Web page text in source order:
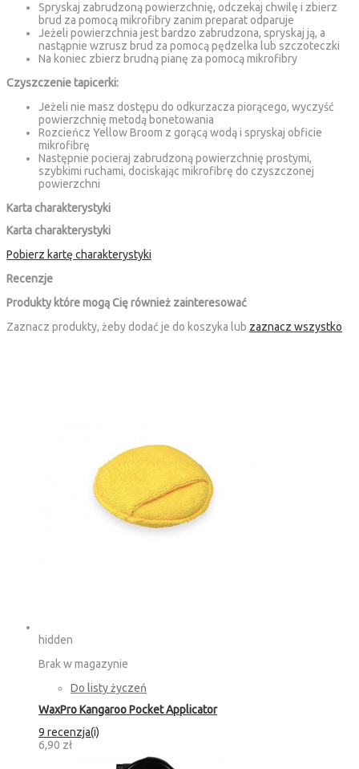
Spryskaj zabrudzoną powierzchnię, odczekaj chwilę i zbierz
brud za pomocą mikrofibry zanim preparat odparuje
Jeżeli powierzchnia jest bardzo zabrudzona, spryskaj ją, a
nastąpnie wzrusz brud za pomocą pędzelka lub szczoteczki
Na koniec zbierz brudną pianę za pomocą mikrofibry
Czyszczenie tapicerki:
Jeżeli nie masz dostępu do odkurzacza piorącego, wyczyść
powierzchnię metodą bonetowania
Rozcieńcz Yellow Broom z gorącą wodą i spryskaj obficie
mikrofibrę
Następnie pocieraj zabrudzoną powierzchnię prostymi,
szybkimi ruchami, dociskając mikrofibrę do czyszczonej
powierzchni
Karta charakterystyki
Karta charakterystyki
Pobierz kartę charakterystyki
Recenzje
Produkty które mogą Cię również zainteresować
Zaznacz produkty, żeby dodać je do koszyka lub zaznacz wszystko
hidden
Brak w magazynie
Do listy życzeń
WaxPro Kangaroo Pocket Applicator
9 recenzja(i)
6,90 zł